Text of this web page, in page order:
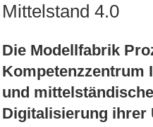
Mittelstand 4.0
Die Modellfabrik
Kompetenzzentrum
und
Digitalisierung ihrer